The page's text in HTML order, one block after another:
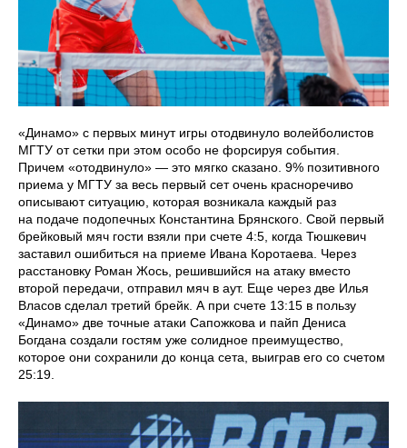
«Динамо» с первых минут игры отодвинуло волейболистов
МГТУ от сетки при этом особо не форсируя события.
Причем «отодвинуло» — это мягко сказано. 9% позитивного
приема у МГТУ за весь первый сет очень красноречиво
описывают ситуацию, которая возникала каждый раз
на подаче подопечных Константина Брянского. Свой первый
брейковый мяч гости взяли при счете 4:5, когда Тюшкевич
заставил ошибиться на приеме Ивана Коротаева. Через
расстановку Роман Жось, решившийся на атаку вместо
второй передачи, отправил мяч в аут. Еще через две Илья
Власов сделал третий брейк. А при счете 13:15 в пользу
«Динамо» две точные атаки Сапожкова и пайп Дениса
Богдана создали гостям уже солидное преимущество,
которое они сохранили до конца сета, выиграв его со счетом
25:19.